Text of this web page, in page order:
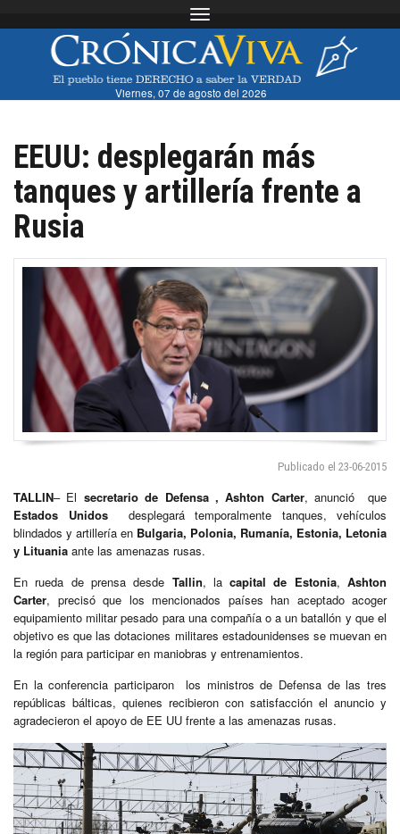
Toggle navigation
Viernes, 07 de agosto del 2026
EEUU: desplegarán más
tanques y artillería frente a
Rusia
Publicado el 23-06-2015
TALLIN– El secretario de Defensa , Ashton Carter, anunció que
Estados Unidosdesplegará temporalmente tanques, vehículos
blindados y artillería en Bulgaria, Polonia, Rumanía, Estonia, Letonia
y Lituania ante las amenazas rusas.
En rueda de prensa desde Tallin, lacapital de Estonia,Ashton
Carter, precisó que los mencionados países han aceptado acoger
equipamiento militar pesado para una compañía o a un batallón y que el
objetivo es que las dotaciones militares estadounidenses se muevan en
la región para participar en maniobras y entrenamientos.
En la conferencia participaron los ministros de Defensa de las tres
repúblicas bálticas, quienes recibieron con satisfacción el anuncio y
agradecieron el apoyo de EE UU frente a las amenazas rusas.